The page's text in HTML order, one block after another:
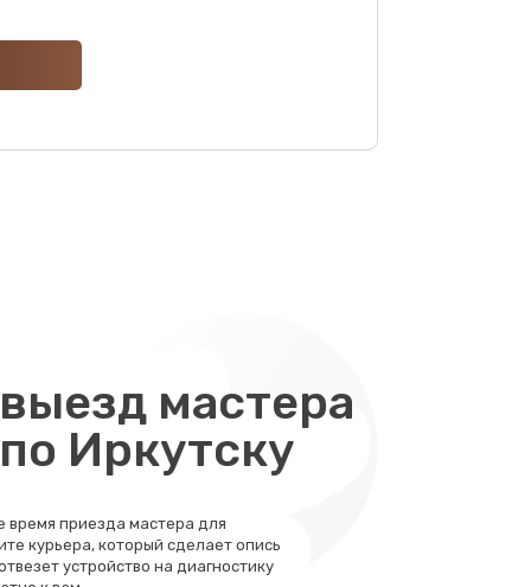
1000 руб. Заказать
1500 руб.
мастера
Иркутску
время приезда мастера для
курьера, который сделает опись
устройство на диагностику